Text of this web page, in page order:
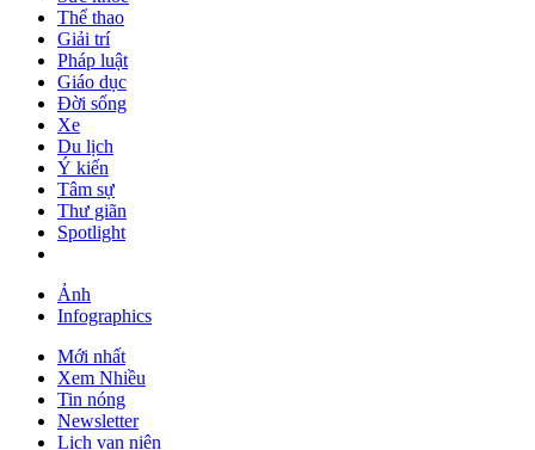
Thể thao
Giải trí
Pháp luật
Giáo dục
Đời sống
Xe
Du lịch
Ý kiến
Tâm sự
Thư giãn
Spotlight
Ảnh
Infographics
Mới nhất
Xem Nhiều
Tin nóng
Newsletter
Lịch vạn niên